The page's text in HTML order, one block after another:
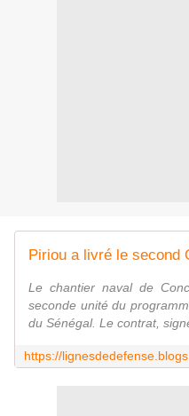
Le chantier naval de
seconde unité du
du Sénégal. Le contrat,